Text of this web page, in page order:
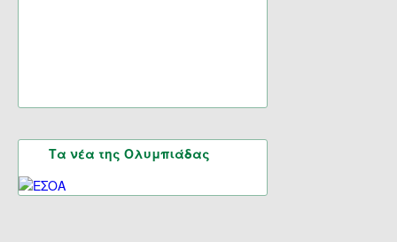
Τα νέα της Ολυμπιάδας